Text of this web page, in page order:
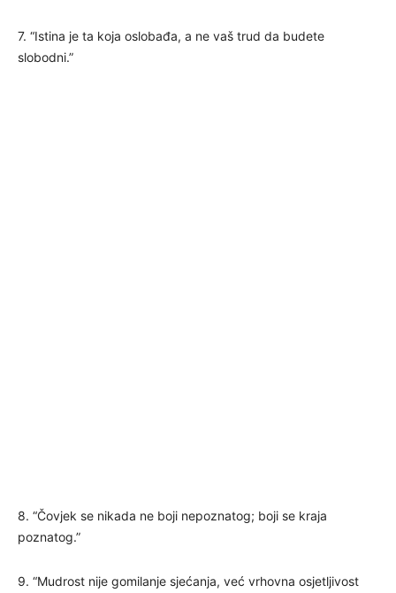
7. “Istina je ta koja oslobađa, a ne vaš trud da budete
slobodni.”
8. “Čovjek se nikada ne boji nepoznatog; boji se kraja
poznatog.”
9. “Mudrost nije gomilanje sjećanja, već vrhovna osjetljivost